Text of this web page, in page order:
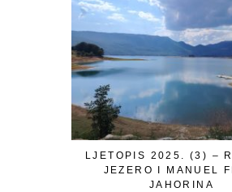
LJETOPIS 2025. (3) –
JEZERO I MANUEL
JAHORINA